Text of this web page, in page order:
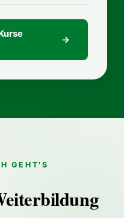
GEHT'S